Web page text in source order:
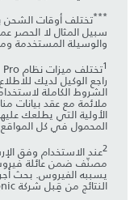
***تختلف أوقات الشحن
سبيل المثال لا الحصر
والوسيلة المستخدمة
1
راجع الوكيل لديك
ملائمة مع عقد بيانات
الأولية التي يطلعك
المحمول في كل
2
النتائج من قِبل شركة Panasonic.